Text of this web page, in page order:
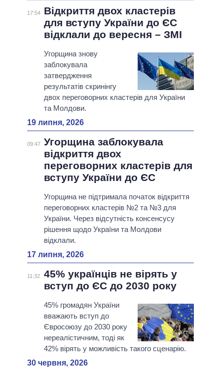
17:54
Відкриття двох кластерів
для вступу України до ЄС
відклали до вересня – ЗМІ
Угорщина знову
заблокувала
затвердження
результатів скринінгу
двох переговорних кластерів для України
та Молдови.
19 липня, 2026
09:47 Угорщина заблокувала
відкриття двох
переговорних кластерів для
вступу України до ЄС
Угорщина не підтримала початок відкриття
переговорних кластерів №2 та №3 для
України. Через відсутність консенсусу
рішення щодо України та Молдови
відклали.
17 липня, 2026
11:32
45% українців не вірять у
вступ до ЄС до 2030 року
45% громадян України
вважають вступ до
Євросоюзу до 2030 року
нереалістичним, тоді як
42% вірять у можливість такого сценарію.
30 червня, 2026